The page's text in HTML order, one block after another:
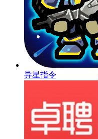
异星指令